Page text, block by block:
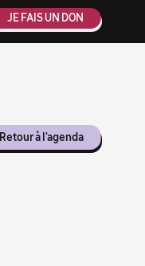
JE FAIS UN DON
Retour à l'agenda